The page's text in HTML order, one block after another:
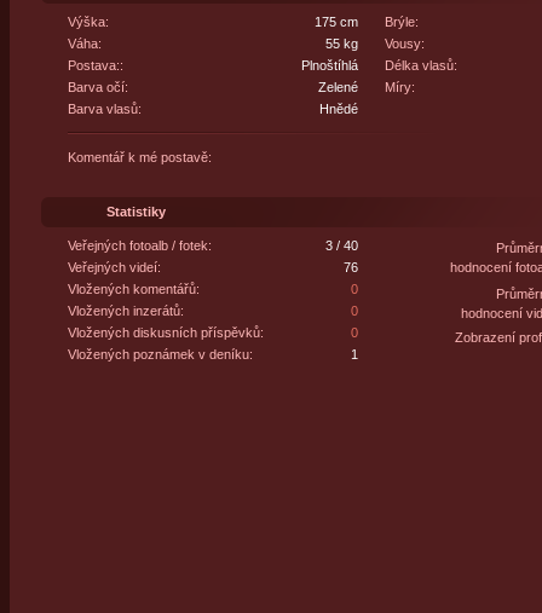
Výška:
175 cm
Váha:
55 kg
Postava::
Plnoštíhlá
Barva očí:
Zelené
Barva vlasů:
Hnědé
Brýle:
Vousy:
Délka vlasů:
Míry:
Komentář k mé postavě:
Statistiky
Veřejných fotoalb / fotek:
3 / 40
Veřejných videí:
76
Vložených komentářů:
0
Vložených inzerátů:
0
Vložených diskusních příspěvků:
0
Vložených poznámek v deníku:
1
hodnocení
hodnocení
Zobrazení